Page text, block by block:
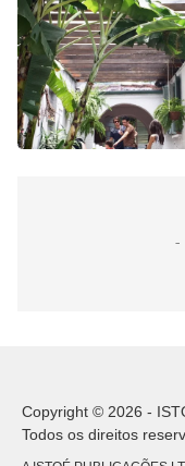
Copyright © 2026 -
Todos os direitos